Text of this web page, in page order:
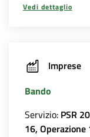
Vedi dettaglio
Imprese
Bando
Servizio: PSR
16,